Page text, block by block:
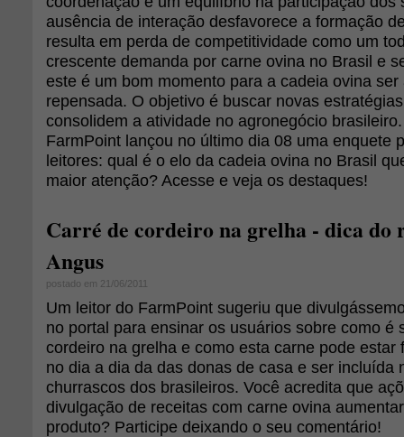
ausência de interação desfavorece a formação
resulta em perda de competitividade como um
crescente demanda por carne ovina no Brasil e
este é um bom momento para a cadeia ovina ser
repensada. O objetivo é buscar novas
consolidem a atividade no agronegócio
FarmPoint lançou no último dia 08 uma enquete
leitores: qual é o elo da cadeia ovina no Brasil
maior atenção? Acesse e veja os destaques!
Carré de cordeiro na grelha - dica do
Angus
postado em 21/06/2011
Um leitor do FarmPoint sugeriu que
no portal para ensinar os usuários sobre como é
cordeiro na grelha e como esta carne pode estar
no dia a dia da das donas de casa e ser incluída
churrascos dos brasileiros. Você acredita que
divulgação de receitas com carne ovina
produto? Participe deixando o seu comentário!